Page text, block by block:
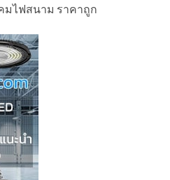
มไฟสนาม ราคาถูก